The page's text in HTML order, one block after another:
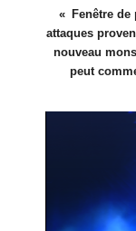
Fenêtre
attaques
nouveau
peut